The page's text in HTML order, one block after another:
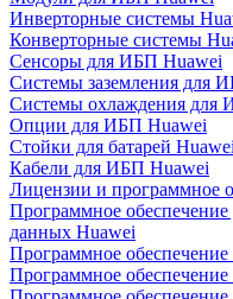
Инверторные системы
Конверторные системы
Сенсоры для ИБП Huawei
Системы заземления для
Системы охлаждения для
Опции для ИБП Huawei
Стойки для батарей Huawei
Кабели для ИБП Huawei
Лицензии и программное
Программное обеспечение
данных Huawei
Программное
Программное